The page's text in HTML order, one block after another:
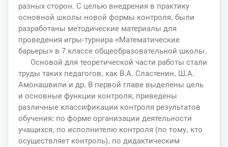
разных сторон. С целью внедрения в практику
основной школы новой формы контроля, были
разработаны методические материалы для
проведения игры-турнира «Математические
барьеры» в 7 классе общеобразовательной школы.
Основой для теоретической части работы стали
труды таких педагогов, как В.А. Сластенин, Ш.А.
Амонашвили и др. В первой главе выделены цель
и основные функции контроля, приведены
различные классификации контроля результатов
обучения: по форме организации деятельности
учащихся, по исполнителю контроля (по тому, кто
осуществляет контроль), по дидактическим